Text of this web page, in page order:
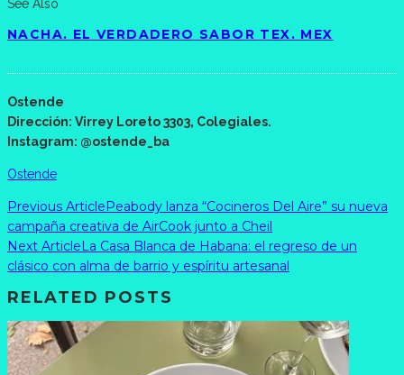
See Also
NACHA. EL VERDADERO SABOR TEX. MEX
Ostende
Dirección: Virrey Loreto 3303, Colegiales.
Instagram: @ostende_ba
Ostende
Previous ArticlePeabody lanza “Cocineros Del Aire” su nueva
campaña creativa de AirCook junto a Cheil
Next ArticleLa Casa Blanca de Habana: el regreso de un
clásico con alma de barrio y espíritu artesanal
RELATED POSTS